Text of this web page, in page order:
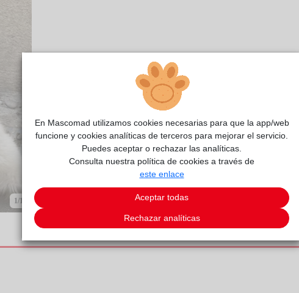
1/1
En Mascomad utilizamos cookies necesarias para que la app/web
funcione y cookies analíticas de terceros para mejorar el servicio.
Puedes aceptar o rechazar las analíticas.
Consulta nuestra política de cookies a través de
este enlace
Aceptar todas
Rechazar analíticas